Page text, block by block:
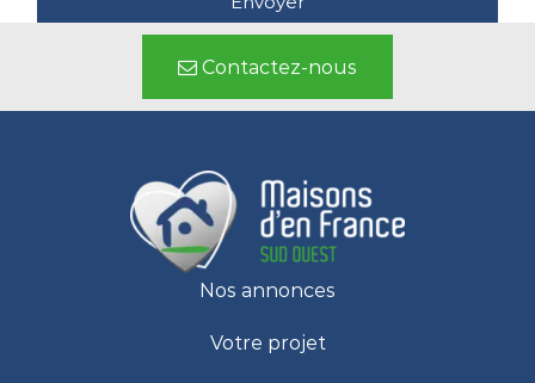
Contactez-nous
Nos annonces
Votre projet